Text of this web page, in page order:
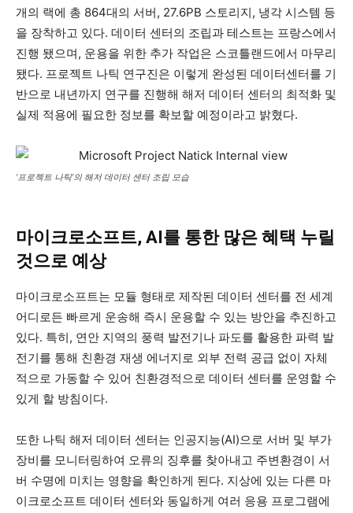
개의 랙에 총 864대의 서버, 27.6PB 스토리지, 냉각 시스템 등
을 장착하고 있다. 데이터 센터의 조립과 테스트는 프랑스에서
진행 됐으며, 운용을 위한 추가 작업은 스코틀랜드에서 마무리
됐다. 프로젝트 나틱 연구진은 이렇게 완성된 데이터센터를 기
반으로 내년까지 연구를 진행해 해저 데이터 센터의 최적화 및
실제 적용에 필요한 정보를 확보할 예정이라고 밝혔다.
‘프로젝트 나틱’의 해저 데이터 센터 조립 모습
마이크로소프트, AI를 통한 많은 혜택 누릴
것으로 예상
마이크로소프트는 모듈 형태로 제작된 데이터 센터를 전 세계
어디로든 빠르게 운송해 즉시 운용할 수 있는 방안을 추진하고
있다. 특히, 연안 지역의 풍력 발전기나 파도를 활용한 파력 발
전기를 통해 친환경 재생 에너지로 외부 전력 공급 없이 자체
적으로 가동할 수 있어 친환경적으로 데이터 센터를 운영할 수
있게 할 방침이다.
또한 나틱 해저 데이터 센터는 인공지능(AI)으로 서버 및 부가
장비를 모니터링하여 오류의 징후를 찾아내고 주변환경이 서
버 수명에 미치는 영향을 확인하게 된다. 지상에 있는 다른 마
이크로소프트 데이터 센터와 동일하게 여러 응용 프로그램에